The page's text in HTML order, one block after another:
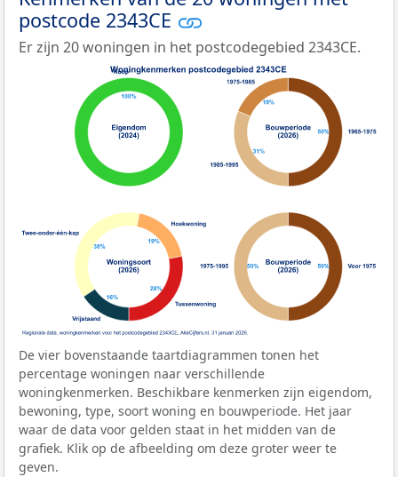
postcode 2343CE
Er zijn 20 woningen in het postcodegebied 2343CE.
De vier bovenstaande taartdiagrammen tonen het
percentage woningen naar verschillende
woningkenmerken. Beschikbare kenmerken zijn eigendom,
bewoning, type, soort woning en bouwperiode. Het jaar
waar de data voor gelden staat in het midden van de
grafiek. Klik op de afbeelding om deze groter weer te
geven.